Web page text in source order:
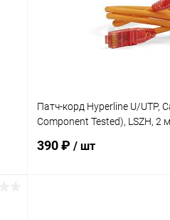
Патч-корд Hyperline U/UTP,
Component Tested), LSZH, 2
390 ₽ / шт